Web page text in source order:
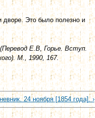
Это было полезно и
Е.В, Горье. Вступ.
М., 1990, 167.
24 ноября [1854 года]. ›